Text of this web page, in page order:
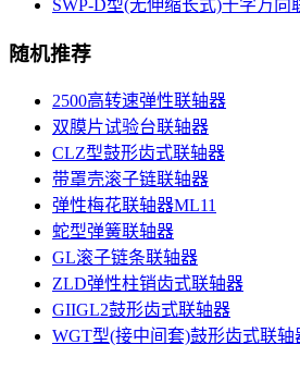
SWP-D型(无伸缩长式)十字万向
随机推荐
2500高转速弹性联轴器
双膜片试验台联轴器
CLZ型鼓形齿式联轴器
带罩壳滚子链联轴器
弹性梅花联轴器ML11
蛇型弹簧联轴器
GL滚子链条联轴器
ZLD弹性柱销齿式联轴器
GIIGL2鼓形齿式联轴器
WGT型(接中间套)鼓形齿式联轴